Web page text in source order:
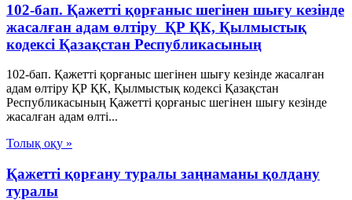
102-бап. Қажеттi қорғаныс шегiнен шығу кезiнде
жасалған адам өлтіру ҚР ҚК, Қылмыстық
кодексi Қазақстан Республикасының
102-бап. Қажеттi қорғаныс шегiнен шығу кезiнде жасалған
адам өлтіру ҚР ҚК, Қылмыстық кодексi Қазақстан
Республикасының Қажеттi қорғаныс шегiнен шығу кезiнде
жасалған адам өлтi...
Толық оқу »
Қажетті қорғану туралы заңнаманы қолдану
туралы